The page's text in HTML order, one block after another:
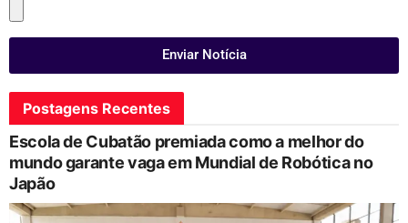
Enviar Notícia
Postagens Recentes
Escola de Cubatão premiada como a melhor do
mundo garante vaga em Mundial de Robótica no
Japão